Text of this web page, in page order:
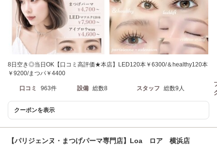
8日空き◎当日OK【口コミ高評価★本店】LED120本￥6300/＆healthy120本
￥9200/まつパ￥4400
口コミ 963件 設備 総数8 スタッフ 総数9人
クーポンを表示
【パリジェンヌ・まつげパーマ専門店】Loa ロア 横浜店